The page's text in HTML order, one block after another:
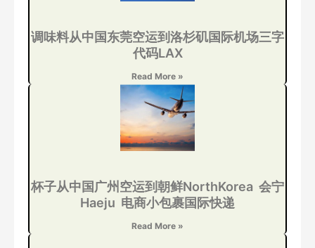
调味料从中国东莞空运到洛杉矶国际机场三字
代码LAX
Read More »
杯子从中国广州空运到朝鲜NorthKorea 会宁
Haeju 电商小包裹国际快递
Read More »